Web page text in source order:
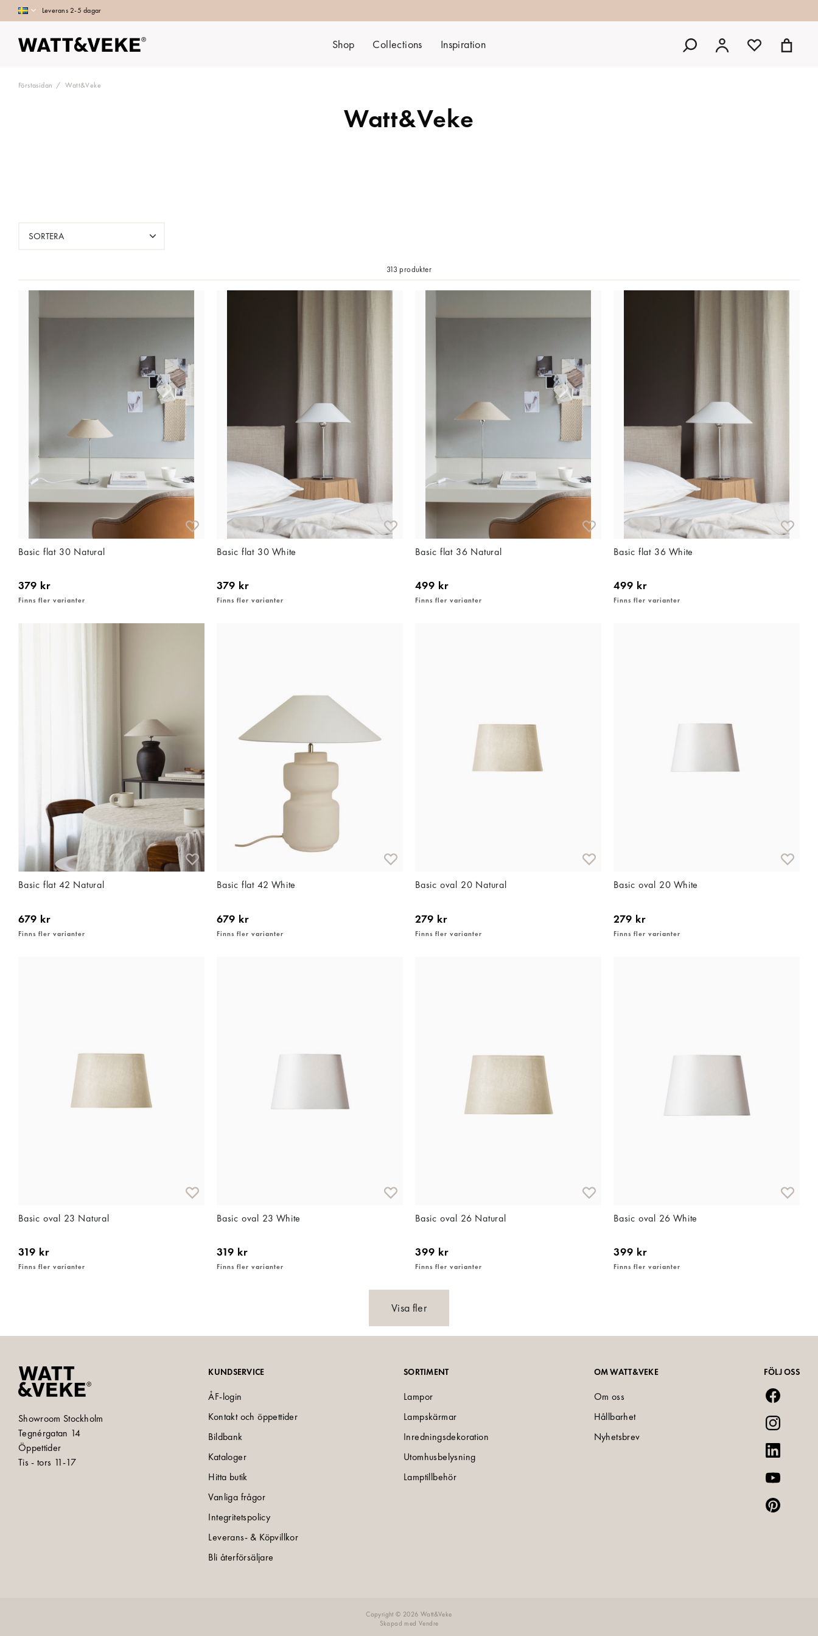
Leverans 2-5 dagar
Shop Collections Inspiration
Förstasidan Watt&Veke
Watt&Veke
SORTERA
313 produkter
Basic flat 30 Natural
379 kr
Finns fler varianter
Basic flat 30 White
379 kr
Finns fler varianter
Basic flat 36 Natural
499 kr
Finns fler varianter
Basic flat 36 White
499 kr
Finns fler varianter
Basic flat 42 Natural
679 kr
Finns fler varianter
Basic flat 42 White
679 kr
Finns fler varianter
Basic oval 20 Natural
279 kr
Finns fler varianter
Basic oval 20 White
279 kr
Finns fler varianter
Basic oval 23 Natural
319 kr
Finns fler varianter
Basic oval 23 White
319 kr
Finns fler varianter
Basic oval 26 Natural
399 kr
Finns fler varianter
Basic oval 26 White
399 kr
Finns fler varianter
Visa fler
Showroom Stockholm
Tegnérgatan 14
Öppettider
Tis - tors 11-17
KUNDSERVICE
ÅF-login
Kontakt och öppettider
Bildbank
Kataloger
Hitta butik
Vanliga frågor
Integritetspolicy
Leverans- & Köpvillkor
Bli återförsäljare
SORTIMENT
Lampor
Lampskärmar
Inredningsdekoration
Utomhusbelysning
Lamptillbehör
OM WATT&VEKE
Om oss
Hållbarhet
Nyhetsbrev
FÖLJ OSS
Copyright © 2026 Watt&Veke
Skapad med Vendre